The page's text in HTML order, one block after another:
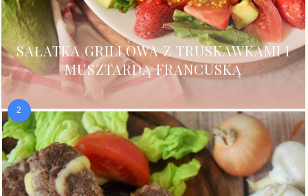
SAŁATKA GRILLOWA Z TRUSKAWKAMI I
MUSZTARDĄ FRANCUSKĄ